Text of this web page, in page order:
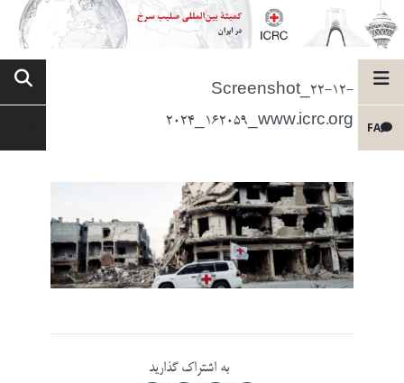
FA
Screenshot_22-12-
2024_162059_www.icrc.org
به اشتراک گذارید